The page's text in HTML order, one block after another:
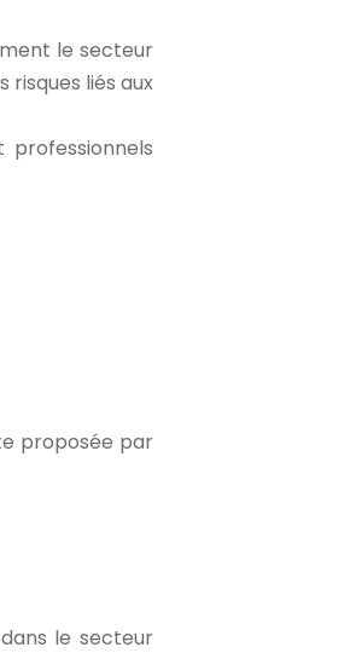
le secteur
liés aux
proposée par
le secteur